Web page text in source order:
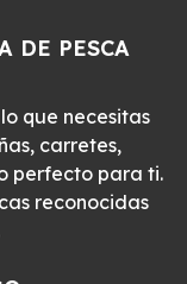
DE PESCA
que necesitas
carretes,
perfecto para ti.
reconocidas